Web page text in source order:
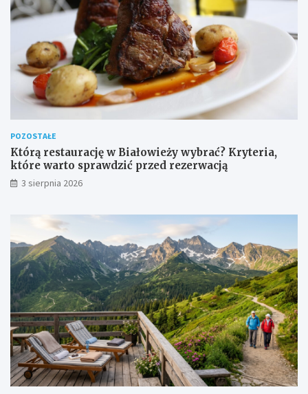
POZOSTAŁE
Którą restaurację w Białowieży wybrać? Kryteria,
które warto sprawdzić przed rezerwacją
3 sierpnia 2026